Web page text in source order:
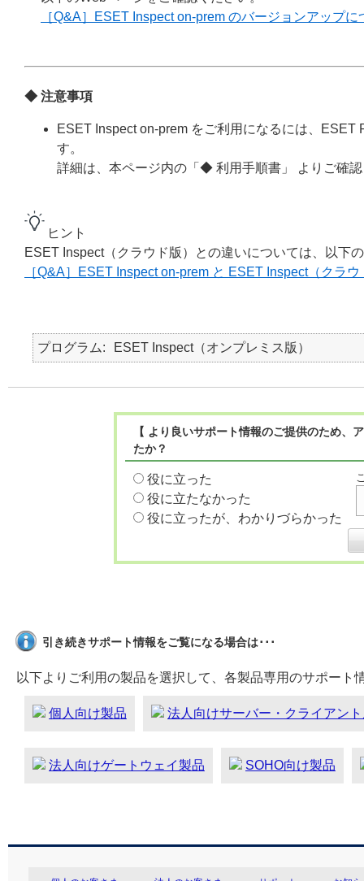
［Q&A］ESET Inspect on-prem のバージョンアップに
◆ 注意事項
ESET Inspect on-prem をご利用になるには、
す。
詳細は、本ページ内の「◆ 利用手順書」 よりご確
ヒント
ESET Inspect（クラウド版）との違いについては、以下
［Q&A］ESET Inspect on-prem と ESET Inspect（クラ
プログラム ESET Inspect（オンプレミス版）
【 より良いサポート情報のご提供のため
たか？
役に立った
役に立たなかった
役に立ったが、わかりづらかった
引き続きサポート情報をご覧になる場合は･･･
以下よりご利用の製品を選択して、各製品専用のサポート
個人向け製品 法人向けサーバー・クライアン
法人向けゲートウェイ製品 SOHO向け製品